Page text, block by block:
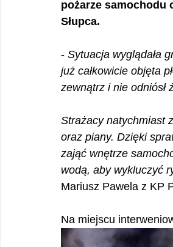
pożarze samochodu
Słupca.
- Sytuacja wyglądała
już całkowicie objęta
zewnątrz i nie odniósł
Strażacy natychmiast
oraz piany. Dzięki
zająć wnętrze
wodą, aby wykluczyć
Mariusz Pawela z KP
Na miejscu